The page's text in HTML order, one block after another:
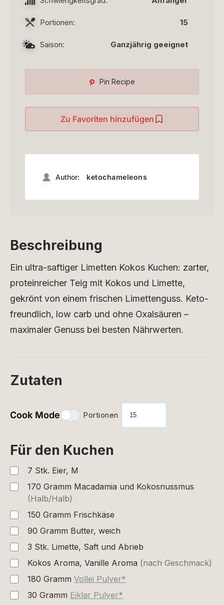
Portionen: 15
Saison: Ganzjährig geeignet
Pin Recipe
Zu Favoriten hinzufügen
Author: ketochameleons
Beschreibung
Ein ultra-saftiger Limetten Kokos Kuchen: zarter,
proteinreicher Teig mit Kokos und Limette,
gekrönt von einem frischen Limettenguss. Keto-
freundlich, low carb und ohne Oxalsäuren –
maximaler Genuss bei besten Nährwerten.
Zutaten
Cook Mode Portionen
Für den Kuchen
7 Stk. Eier, M
170 Gramm Macadamia und Kokosnussmus
(Halb/Halb)
150 Gramm Frischkäse
90 Gramm Butter, weich
3 Stk. Limette, Saft und Abrieb
Kokos Aroma, Vanille Aroma (nach Geschmack)
180 Gramm Vollei Pulver*
30 Gramm Eiklar Pulver*